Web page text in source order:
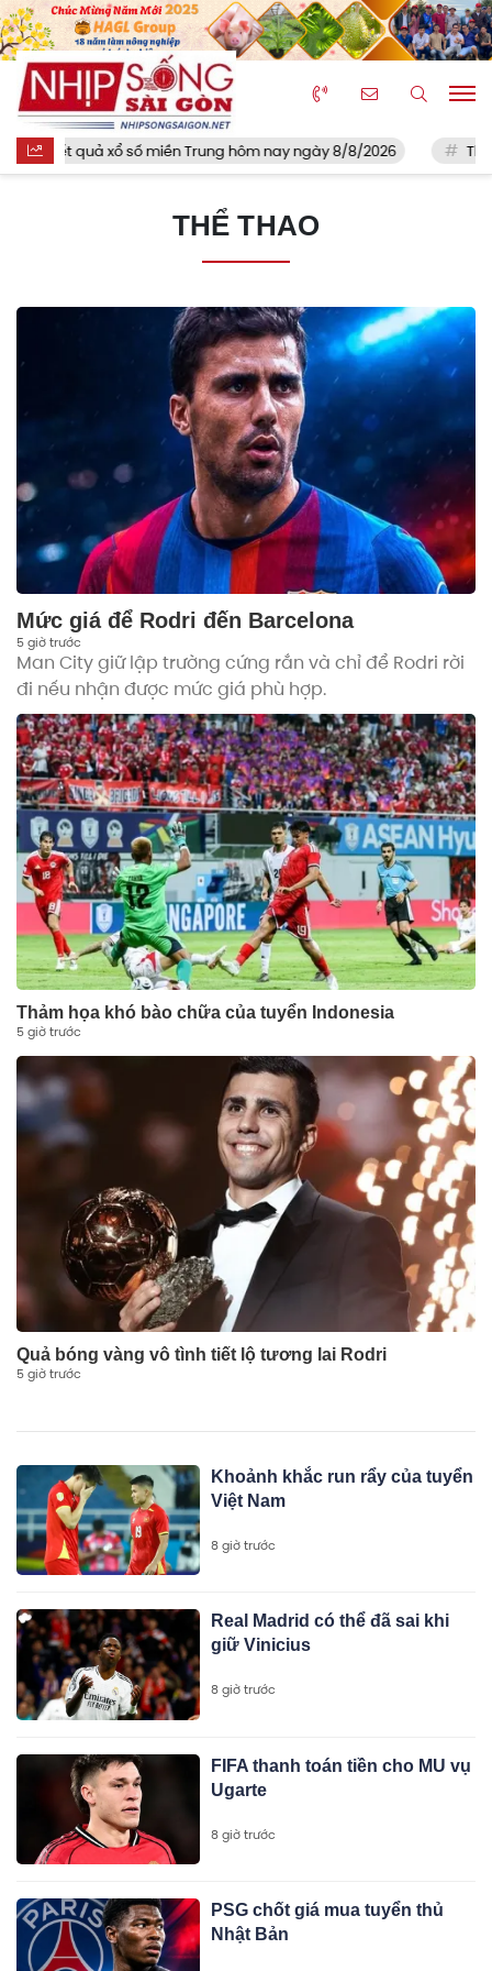
Kết quả xổ số miền Trung hôm nay ngày 8/8/2026 Thohir
THỂ THAO
Mức giá để Rodri đến Barcelona
5 giờ trước
Man City giữ lập trường cứng rắn và chỉ để Rodri rời
đi nếu nhận được mức giá phù hợp.
Thảm họa khó bào chữa của tuyển Indonesia
5 giờ trước
Quả bóng vàng vô tình tiết lộ tương lai Rodri
5 giờ trước
Khoảnh khắc run rẩy của tuyển
Việt Nam
8 giờ trước
Real Madrid có thể đã sai khi
giữ Vinicius
8 giờ trước
FIFA thanh toán tiền cho MU vụ
Ugarte
8 giờ trước
PSG chốt giá mua tuyển thủ
Nhật Bản